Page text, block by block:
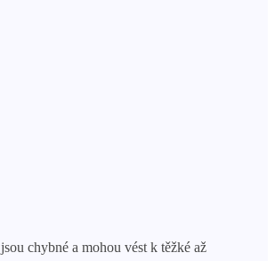
chybné a mohou vést k těžké až